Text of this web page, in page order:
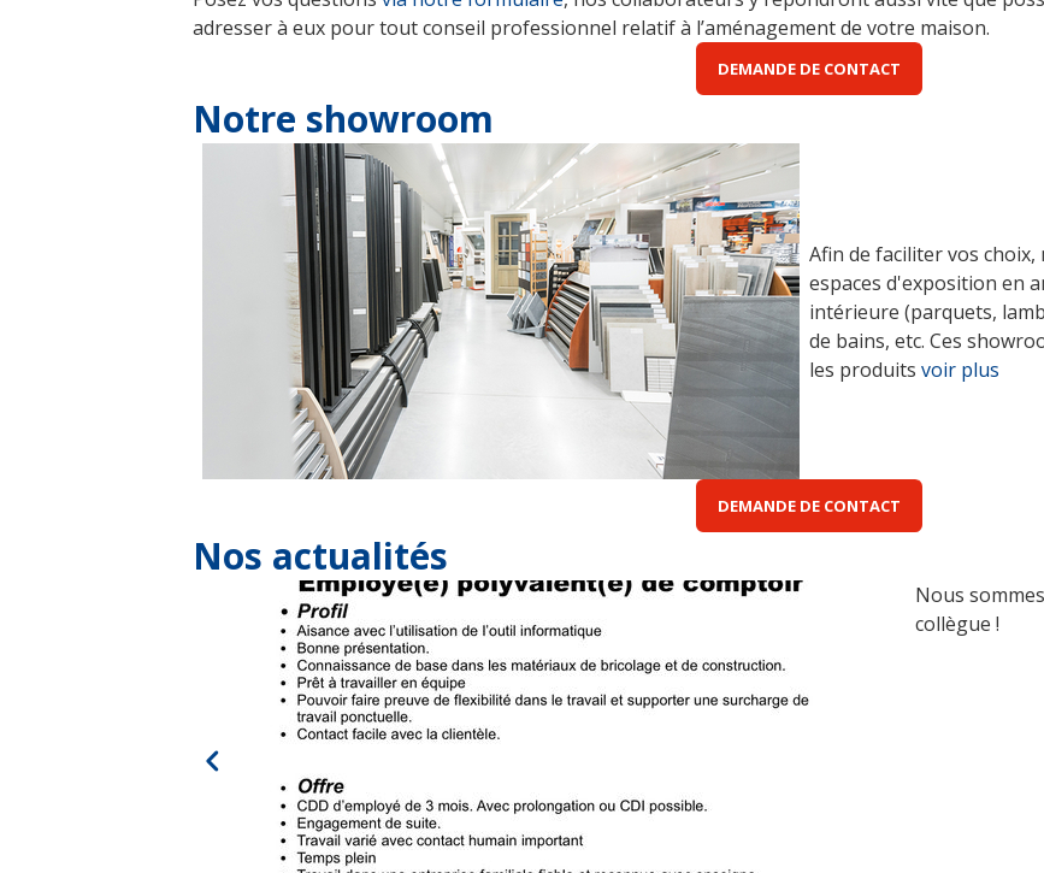
adresser à eux pour tout conseil professionnel relatif à l’aménagement de votre maison.
DEMANDE DE CONTACT
Notre showroom
Afin de faciliter vos choix,
espaces d'exposition en
intérieure (parquets,
de bains, etc. Ces
les produits voir plus
DEMANDE DE CONTACT
Nos actualités
Nous
collègue !